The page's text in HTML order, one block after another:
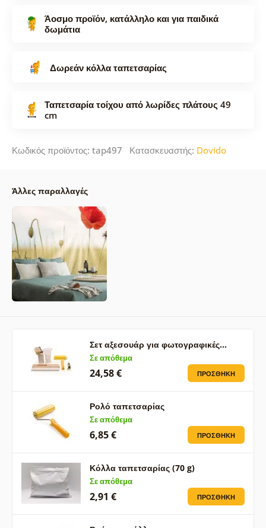
Άοσμο προϊόν, κατάλληλο και για παιδικά
δωμάτια
Δωρεάν κόλλα ταπετσαρίας
Ταπετσαρία τοίχου από λωρίδες πλάτους 49
cm
Κωδικός προϊόντος: tap497 Κατασκευαστής: Dovido
Άλλες παραλλαγές
Σετ αξεσουάρ για φωτογραφικές…
Σε απόθεμα
24,58 € ΠΡΟΣΘΉΚΗ
Ρολό ταπετσαρίας
Σε απόθεμα
6,85 € ΠΡΟΣΘΉΚΗ
Κόλλα ταπετσαρίας (70 g)
Σε απόθεμα
2,91 € ΠΡΟΣΘΉΚΗ